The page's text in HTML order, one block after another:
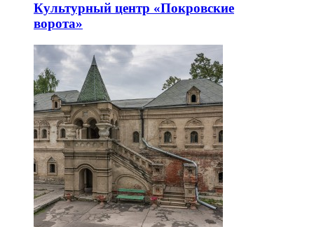
Культурный центр «Покровские
ворота»